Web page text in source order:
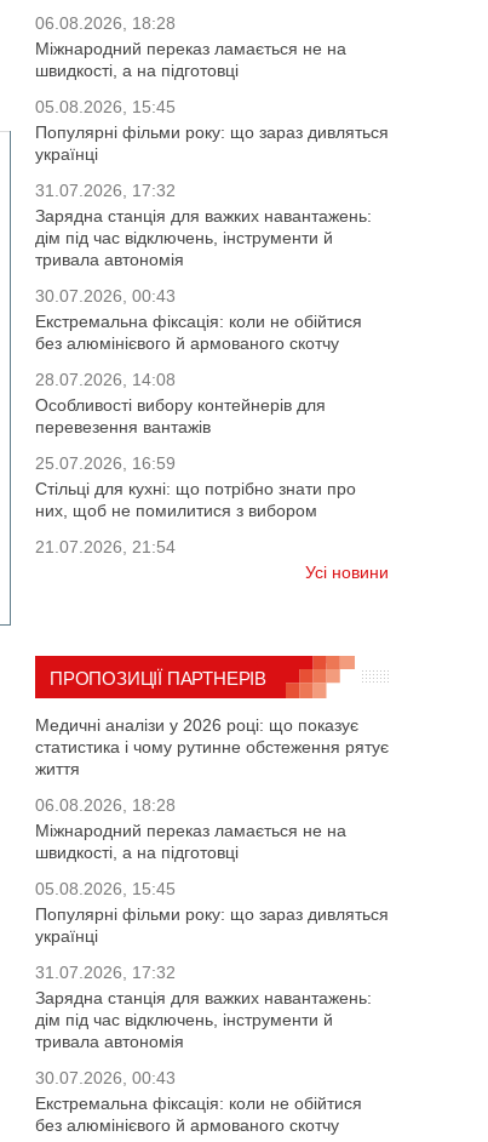
06.08.2026, 18:28
Міжнародний переказ ламається не на
швидкості, а на підготовці
05.08.2026, 15:45
Популярні фільми року: що зараз дивляться
українці
31.07.2026, 17:32
Зарядна станція для важких навантажень:
дім під час відключень, інструменти й
тривала автономія
30.07.2026, 00:43
Екстремальна фіксація: коли не обійтися
без алюмінієвого й армованого скотчу
28.07.2026, 14:08
Особливості вибору контейнерів для
перевезення вантажів
25.07.2026, 16:59
Стільці для кухні: що потрібно знати про
них, щоб не помилитися з вибором
21.07.2026, 21:54
Усі новини
ПРОПОЗИЦІЇ ПАРТНЕРІВ
Медичні аналізи у 2026 році: що показує
статистика і чому рутинне обстеження рятує
життя
06.08.2026, 18:28
Міжнародний переказ ламається не на
швидкості, а на підготовці
05.08.2026, 15:45
Популярні фільми року: що зараз дивляться
українці
31.07.2026, 17:32
Зарядна станція для важких навантажень:
дім під час відключень, інструменти й
тривала автономія
30.07.2026, 00:43
Екстремальна фіксація: коли не обійтися
без алюмінієвого й армованого скотчу